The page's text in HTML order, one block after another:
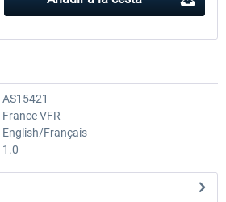
AS15421
France VFR
English/Français
1.0